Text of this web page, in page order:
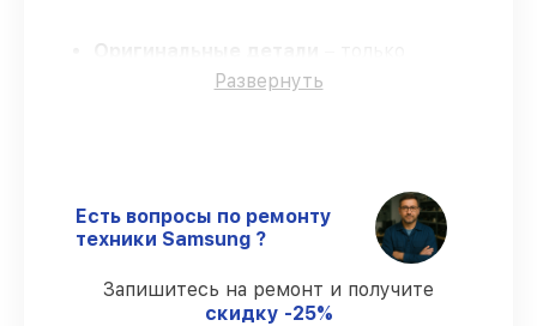
Оригинальные детали
подлинные комплектующие.
соблюдаем сроки сервиса пылесоса
SC4181, согласованные с клиентом.
Сервис с гарантией
– все работы по
официальной гарантией.
Развернуть
Есть вопросы по ремонту
техники Samsung ?
Запишитесь на ремонт и получите
скидку -25%